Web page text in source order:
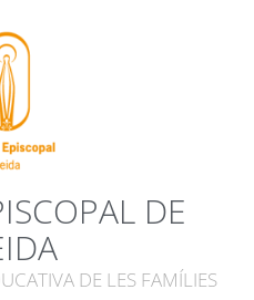
DE
DE LES FAMÍLIES